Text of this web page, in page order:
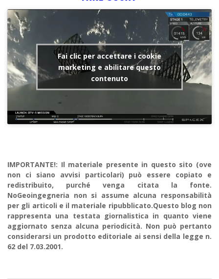
Fai clic per accettare i cookie
marketing e abilitare questo
contenuto
IMPORTANTE!: Il materiale presente in questo sito (ove
non ci siano avvisi particolari) può essere copiato e
redistribuito, purché venga citata la fonte.
NoGeoingegneria non si assume alcuna responsabilità
per gli articoli e il materiale ripubblicato.Questo blog non
rappresenta una testata giornalistica in quanto viene
aggiornato senza alcuna periodicità. Non può pertanto
considerarsi un prodotto editoriale ai sensi della legge n.
62 del 7.03.2001.